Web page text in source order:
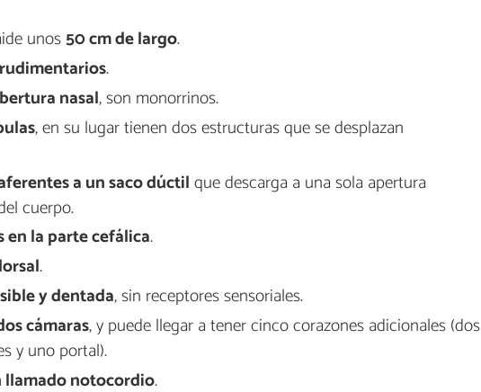
unos50 cm de largo.
.
nasal, son monorrinos.
, en su lugar tienen dos estructuras que se desplazan
a un saco dúctilque descarga a una sola apertura
cuerpo.
en la parte cefálica.
.
y dentada, sin receptores sensoriales.
cámaras, y puede llegar a tener cinco corazones adicionales (dos
y uno portal).
llamado notocordio.